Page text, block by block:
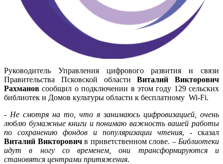
Руководитель Управления цифрового развития и связи
Правительства Псковской областиВиталий Викторович
Рахманов сообщил о подключении в этом году 129 сельских
библиотек и Домов культуры области к бесплатному Wi-Fi.
- Не смотря на то, что я занимаюсь цифровизацией, очень
люблю бумажные книги и понимаю важность вашей работы
по сохранению фондов и популяризации чтения, - сказал
Виталий Викторович в приветственном слове. – Библиотеки
идут в ногу со временем, они трансформируются и
становятся центрами притяжения.